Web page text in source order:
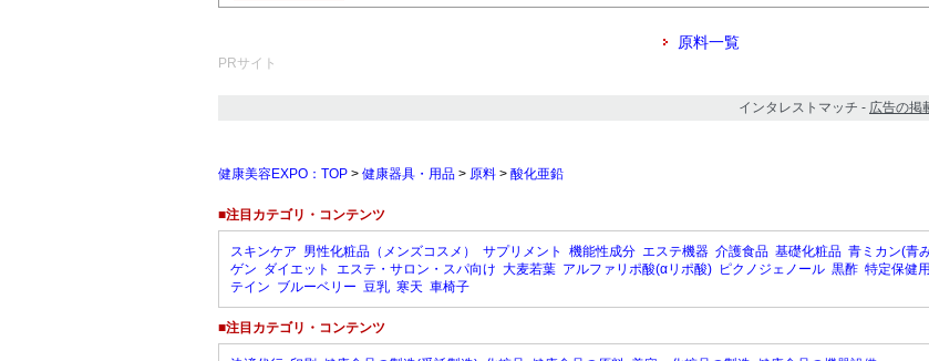
原料一覧
PRサイト
インタレストマッチ - 広告の掲
健康美容EXPO：TOP > 健康器具・用品 > 原料 > 酸化亜鉛
■注目カテゴリ・コンテンツ
スキンケア 男性化粧品（メンズコスメ） サプリメント 機能性成分 エステ機器 介護食品 基礎化粧品 青ミカン(青
ゲン ダイエット エステ・サロン・スパ向け 大麦若葉 アルファリポ酸(αリポ酸) ピクノジェノール 黒酢 特定保健
テイン ブルーベリー 豆乳 寒天 車椅子
■注目カテゴリ・コンテンツ